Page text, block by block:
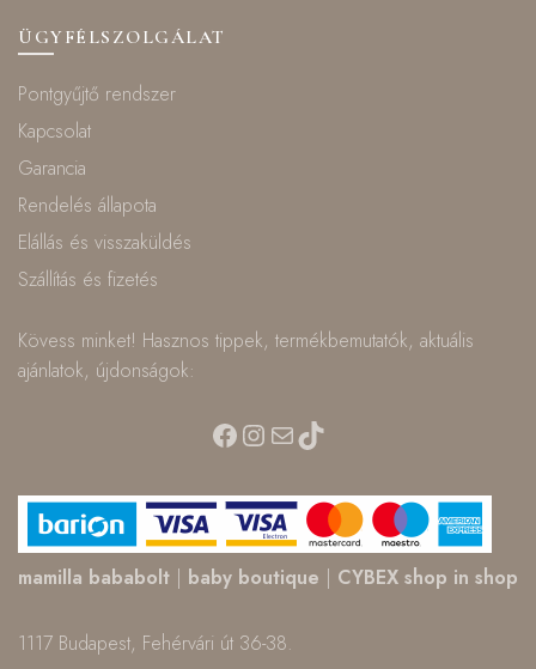
ÜGYFÉLSZOLGÁLAT
Pontgyűjtő rendszer
Kapcsolat
Garancia
Rendelés állapota
Elállás és visszaküldés
Szállítás és fizetés
Kövess minket! Hasznos tippek, termékbemutatók, aktuális
ajánlatok, újdonságok:
Facebook
Instagram
MailTikTok
mamilla bababolt | baby boutique | CYBEX shop in shop
1117 Budapest, Fehérvári út 36-38.